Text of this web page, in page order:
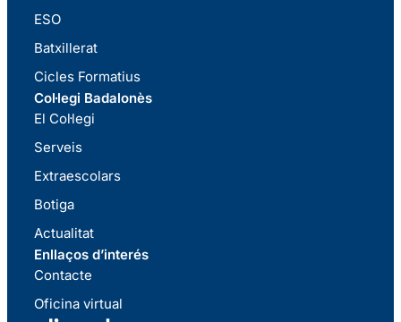
ESO
Batxillerat
Cicles Formatius
Col·legi Badalonès
El Col·legi
Serveis
Extraescolars
Botiga
Actualitat
Enllaços d’interés
Contacte
Oficina virtual